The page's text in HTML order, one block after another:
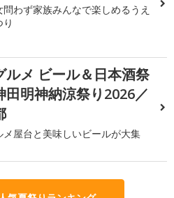
問わず家族みんなで楽しめるうえ
ルメ ビール＆日本酒祭
田明神納涼祭り2026／
メ屋台と美味しいビールが大集